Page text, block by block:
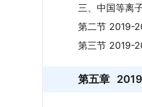
三、中国等离
第二节 2019-
第三节 2019-
第五章